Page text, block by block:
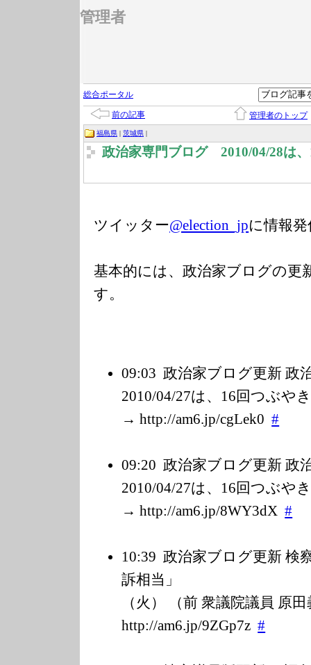
管理者
総合ポータル
前の記事 管理者のトップ
福島県 | 茨城県 |
政治家専門ブログ 2010/04/28は
ツイッター@election_jpに情報
基本的には、政治家ブログの更
す。
09:03 政治家ブログ更新
2010/04/27は、16回つぶや
→ http://am6.jp/cgLek0 #
09:20 政治家ブログ更新
2010/04/27は、16回つぶや
→ http://am6.jp/8WY3dX #
10:39 政治家ブログ更新 検
訴相当」
（火） （前 衆議院議員 原
http://am6.jp/9ZGp7z #